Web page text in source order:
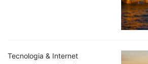
Tecnologia & Internet